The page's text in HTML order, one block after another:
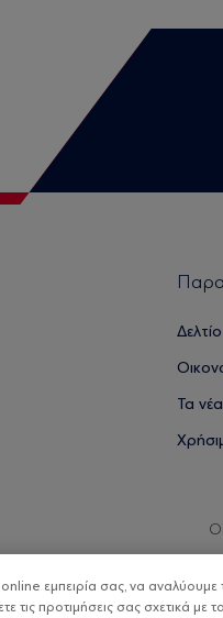
Τα
εμπειρία σας, να αναλύουμε
τις προτιμήσεις σας σχετικά με